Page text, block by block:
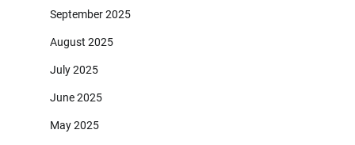
September 2025
August 2025
July 2025
June 2025
May 2025